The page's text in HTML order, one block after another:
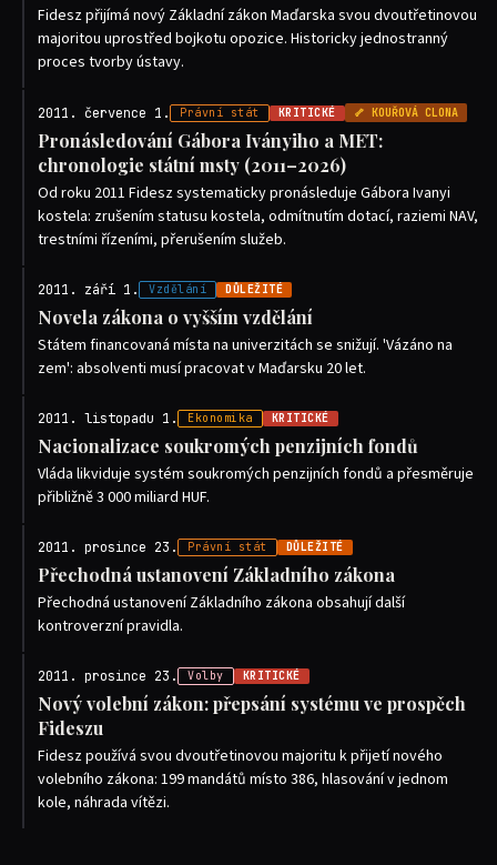
Fidesz přijímá nový Základní zákon Maďarska svou dvoutřetinovou
majoritou uprostřed bojkotu opozice. Historicky jednostranný
proces tvorby ústavy.
2011. července 1. Právní stát KRITICKÉ 🦴 KOUŘOVÁ CLONA
Pronásledování Gábora Iványiho a MET:
chronologie státní msty (2011–2026)
Od roku 2011 Fidesz systematicky pronásleduje Gábora Ivanyi
kostela: zrušením statusu kostela, odmítnutím dotací, raziemi NAV,
trestními řízeními, přerušením služeb.
2011. září 1. Vzdělání DŮLEŽITÉ
Novela zákona o vyšším vzdělání
Státem financovaná místa na univerzitách se snižují. 'Vázáno na
zem': absolventi musí pracovat v Maďarsku 20 let.
2011. listopadu 1. Ekonomika KRITICKÉ
Nacionalizace soukromých penzijních fondů
Vláda likviduje systém soukromých penzijních fondů a přesměruje
přibližně 3 000 miliard HUF.
2011. prosince 23. Právní stát DŮLEŽITÉ
Přechodná ustanovení Základního zákona
Přechodná ustanovení Základního zákona obsahují další
kontroverzní pravidla.
2011. prosince 23. Volby KRITICKÉ
Nový volební zákon: přepsání systému ve prospěch
Fideszu
Fidesz používá svou dvoutřetinovou majoritu k přijetí nového
volebního zákona: 199 mandátů místo 386, hlasování v jednom
kole, náhrada vítězi.